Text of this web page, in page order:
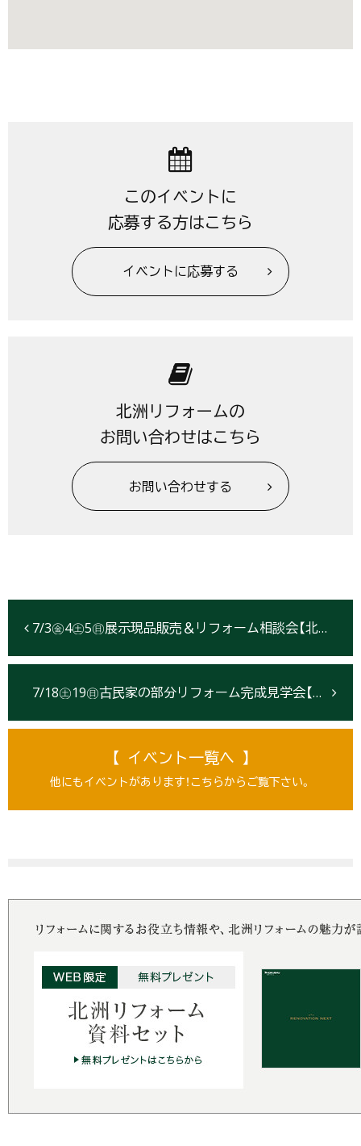
このイベントに
応募する方はこちら
イベントに応募する
北洲リフォームの
お問い合わせはこちら
お問い合わせする
7/3㊎4㊏5㊐展示現品販売＆リフォーム相談会【北上】
7/18㊏19㊐古民家の部分リフォーム完成見学会【北上】
【 イベント一覧へ 】
他にもイベントがあります！こちらからご覧下さい。